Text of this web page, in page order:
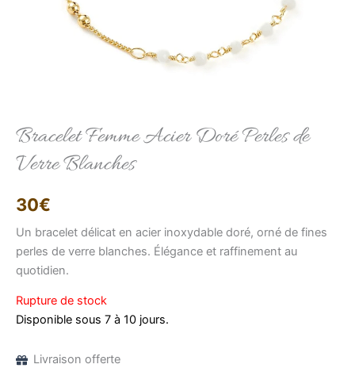
Bracelet Femme Acier Doré Perles de
Verre Blanches
30€
Un bracelet délicat en acier inoxydable doré, orné de fines
perles de verre blanches. Élégance et raffinement au
quotidien.
Rupture de stock
Disponible sous 7 à 10 jours.
Livraison offerte
Bonjour, je suis Élise, votre conseillère virtuelle.